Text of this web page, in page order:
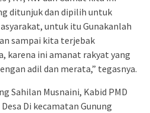
ditunjuk dan dipilih untuk
untuk itu Gunakanlah
sampai kita terjebak
karena ini amanat rakyat yang
adil dan merata,” tegasnya.
Sahilan Musnaini, Kabid PMD
Di kecamatan Gunung